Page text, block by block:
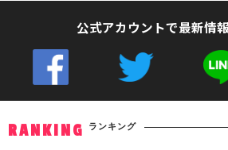
公式アカウントで最新情
RANKING ランキング